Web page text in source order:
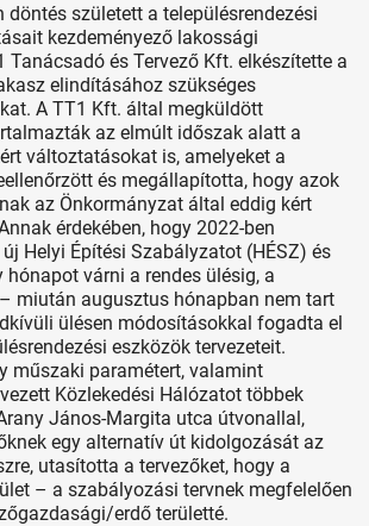
döntés született a településrendezési
kezdeményező lakossági
Tanácsadó és Tervező Kft. elkészítette a
elindításához szükséges
A TT1 Kft. által megküldött
az elmúlt időszak alatt a
változtatásokat is, amelyeket a
és megállapította, hogy azok
az Önkormányzat által eddig kért
érdekében, hogy 2022-ben
Helyi Építési Szabályzatot (HÉSZ) és
hónapot várni a rendes ülésig, a
miután augusztus hónapban nem tart
ülésen módosításokkal fogadta el
eszközök tervezeteit.
műszaki paramétert, valamint
Közlekedési Hálózatot többek
János-Margita utca útvonallal,
egy alternatív út kidolgozását az
utasította a tervezőket, hogy a
– a szabályozási tervnek megfelelően
erdő területté.